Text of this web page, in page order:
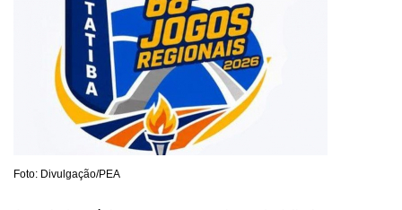
Foto: Divulgação/PEA